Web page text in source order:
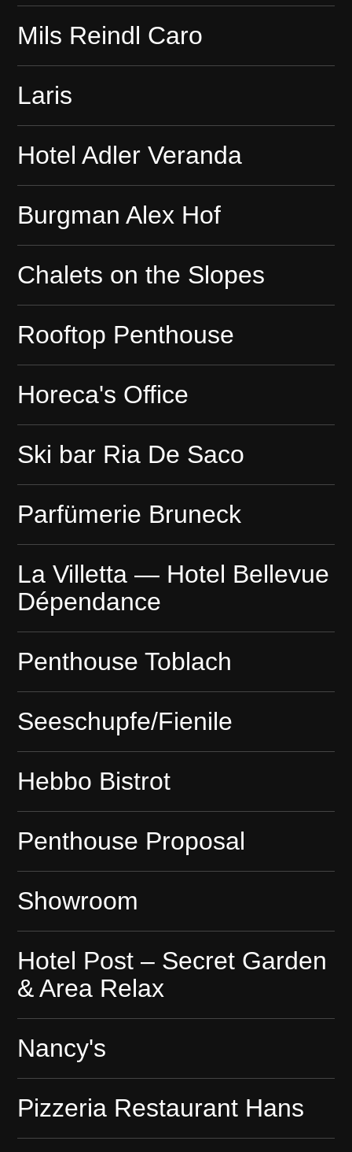
Mils Reindl Caro
Laris
Hotel Adler Veranda
Burgman Alex Hof
Chalets on the Slopes
Rooftop Penthouse
Horeca's Office
Ski bar Ria De Saco
Parfümerie Bruneck
La Villetta — Hotel Bellevue
Dépendance
Penthouse Toblach
Seeschupfe/Fienile
Hebbo Bistrot
Penthouse Proposal
Showroom
Hotel Post – Secret Garden
& Area Relax
Nancy's
Pizzeria Restaurant Hans